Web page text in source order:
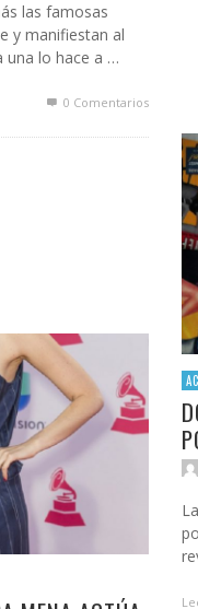
las famosas
y manifiestan al
una lo hace a …
0 Comentarios